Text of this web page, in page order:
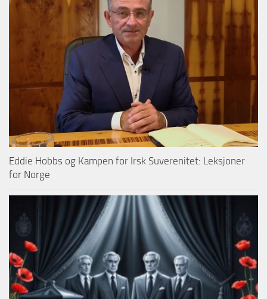
Eddie Hobbs og Kampen for Irsk Suverenitet: Leksjoner
for Norge